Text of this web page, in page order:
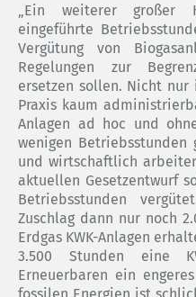
„Ein weiterer großer
eingeführte
Vergütung von
Regelungen zur
ersetzen sollen. Nicht
Praxis kaum
Anlagen ad hoc und
wenigen
und wirtschaftlich
aktuellen Gesetzentwurf
Betriebsstunden
Zuschlag dann nur noch
Erdgas KWK-Anlagen
3.500 Stunden eine
Erneuerbaren ein
fossilen Energien ist